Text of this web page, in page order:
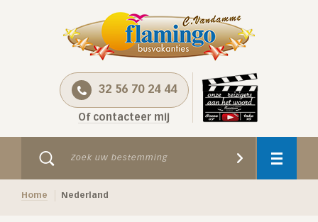
32 56 70 24 44
Of contacteer mij
Home Nederland